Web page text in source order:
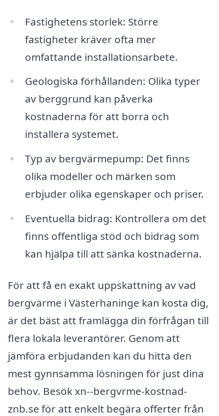
Fastighetens storlek: Större
fastigheter kräver ofta mer
omfattande installationsarbete.
Geologiska förhållanden: Olika typer
av berggrund kan påverka
kostnaderna för att borra och
installera systemet.
Typ av bergvärmepump: Det finns
olika modeller och märken som
erbjuder olika egenskaper och priser.
Eventuella bidrag: Kontrollera om det
finns offentliga stöd och bidrag som
kan hjälpa till att sänka kostnaderna.
För att få en exakt uppskattning av vad
bergvärme i Västerhaninge kan kosta dig,
är det bäst att framlägga din förfrågan till
flera lokala leverantörer. Genom att
jämföra erbjudanden kan du hitta den
mest gynnsamma lösningen för just dina
behov. Besök xn--bergvrme-kostnad-
znb.se för att enkelt begära offerter från